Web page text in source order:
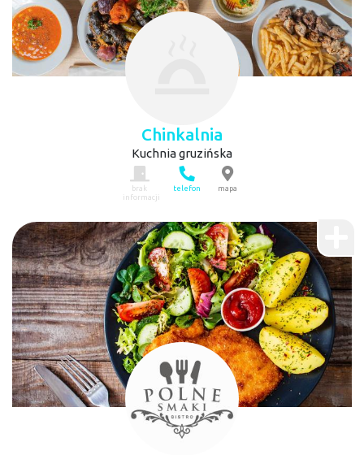
Chinkalnia
Kuchnia gruzińska
brak
informacji
telefon mapa